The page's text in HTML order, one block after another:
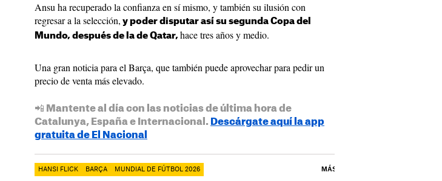
Ansu ha recuperado la confianza en sí mismo, y también su ilusión con
regresar a la selección, y poder disputar así su segunda Copa del
Mundo, después de la de Qatar, hace tres años y medio.
Una gran noticia para el Barça, que también puede aprovechar para pedir un
precio de venta más elevado.
📲 Mantente al día con las noticias de última hora de
Catalunya, España e Internacional. Descárgate aquí la app
gratuita de El Nacional
HANSI FLICK BARÇA MUNDIAL DE FÚTBOL 2026 MÁS